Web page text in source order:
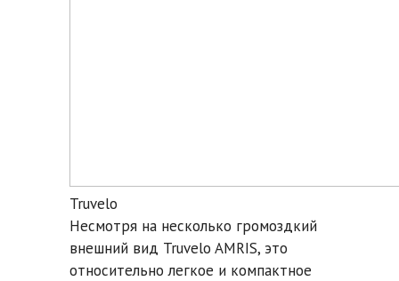
Truvelo
Несмотря на несколько громоздкий
внешний вид Truvelo AMRIS, это
относительно легкое и компактное